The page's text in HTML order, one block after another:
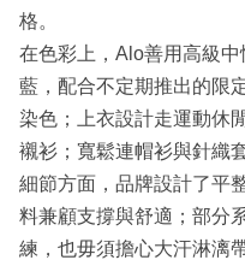
格。
在色彩上，Alo善用高級
藍，配合不定期推出的限
染色；上衣設計走運動休
襯衫；寬鬆連帽衫與針織
細節方面，品牌設計了平
料兼顧支撐與舒適；部分
練，也毋須擔心大汗淋漓